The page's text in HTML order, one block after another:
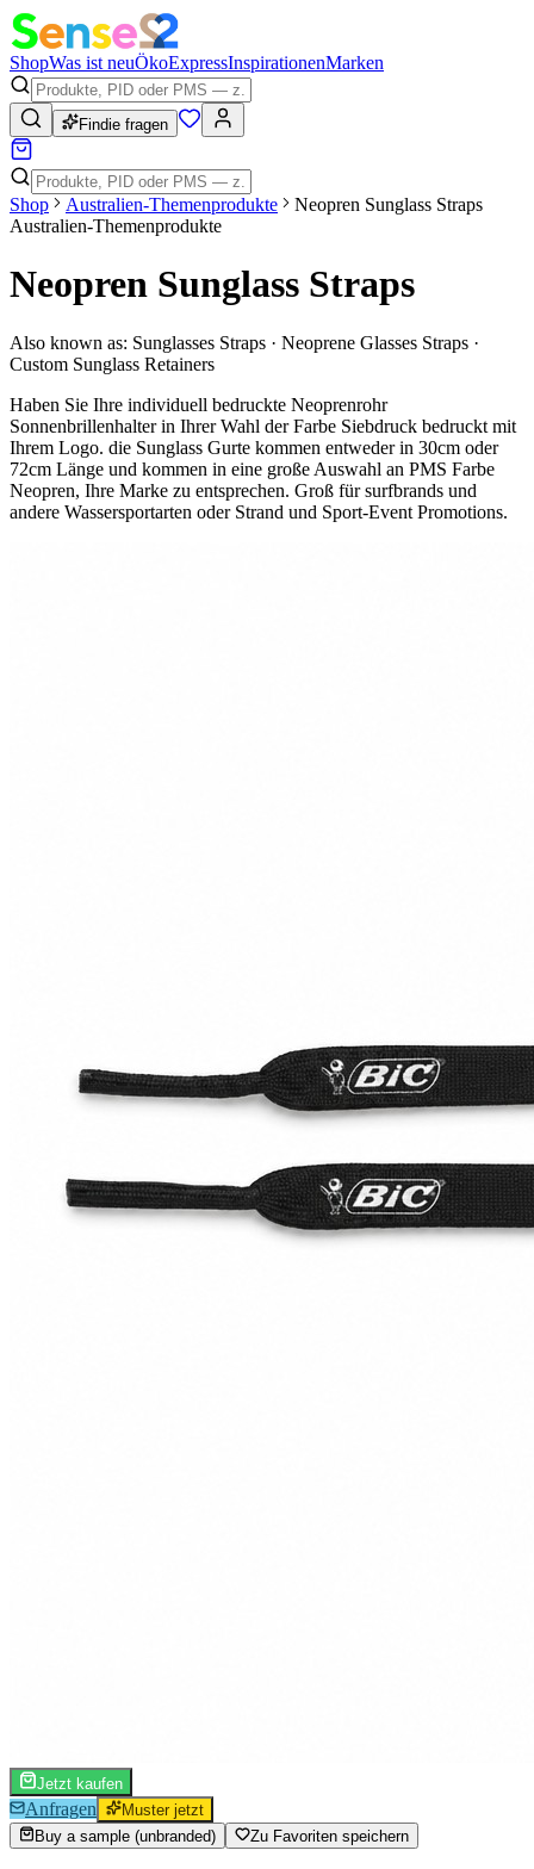
ShopWas ist neuÖkoExpressInspirationenMarken
Findie fragen
Shop Australien-Themenprodukte
Neopren Sunglass Straps
Australien-Themenprodukte
Neopren Sunglass Straps
Also known as: Sunglasses Straps · Neoprene Glasses Straps ·
Custom Sunglass Retainers
Haben Sie Ihre individuell bedruckte Neoprenrohr
Sonnenbrillenhalter in Ihrer Wahl der Farbe Siebdruck bedruckt mit
Ihrem Logo. die Sunglass Gurte kommen entweder in 30cm oder
72cm Länge und kommen in eine große Auswahl an PMS Farbe
Neopren, Ihre Marke zu entsprechen. Groß für surfbrands und
andere Wassersportarten oder Strand und Sport-Event Promotions.
Jetzt kaufen
Anfragen
Muster jetzt
Buy a sample (unbranded)
Zu Favoriten speichern